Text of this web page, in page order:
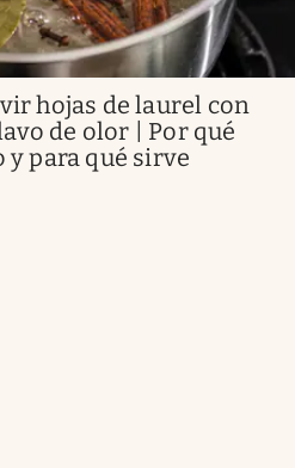
hojas de laurel con
de olor | Por qué
para qué sirve